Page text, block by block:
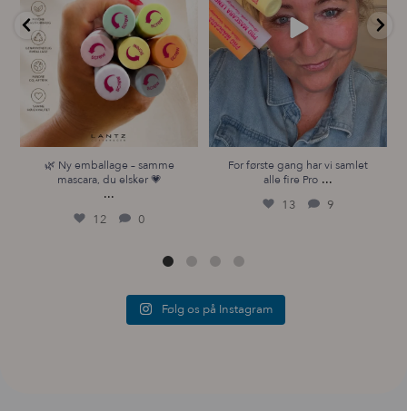
🌿 Ny emballage – samme
mascara, du elsker 💗
...
12 0
For første gang har vi samlet
alle fire Pro ...
13 9
Følg os på Instagram